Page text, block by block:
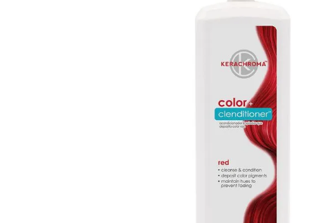
protectores termicos
tinte
naked hair